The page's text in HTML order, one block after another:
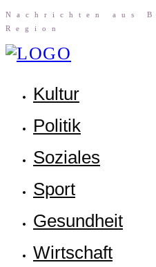
Nach­rich­ten aus
Region
Kul­tur
Poli­tik
Sozia­les
Sport
Gesund­heit
Wirt­schaft